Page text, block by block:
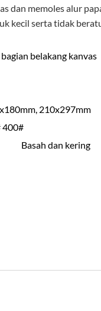
dan memoles alur
kecil serta tidak
belakang kanvas
210x297mm
400#
Basah dan kering